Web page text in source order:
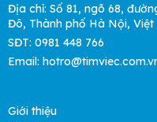
Địa chỉ: Số 81, ngõ 68,
Đô, Thành phố Hà Nội,
SĐT: 0981 448 766
Email:
Giới thiệu